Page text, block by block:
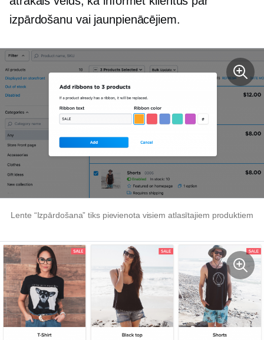
izpārdošanu vai jaunpienācējiem.
Lente “Izpārdošana” tiks pievienota visiem atlasītajiem produktiem